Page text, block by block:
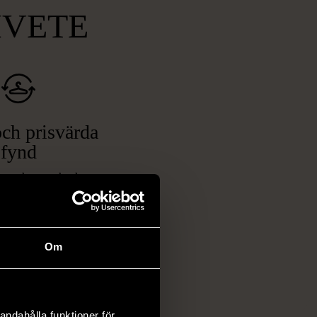
Om
prisvärda
fynd
ett brett utbud av
kläder och möbler
elektronik i våra
föremål som
vanliga butiker.